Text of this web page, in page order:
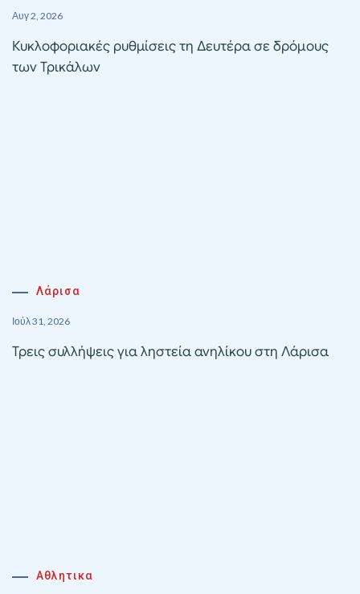
Αυγ 2, 2026
Κυκλοφοριακές ρυθμίσεις τη Δευτέρα σε δρόμους
των Τρικάλων
Λάρισα
Ιούλ 31, 2026
Τρεις συλλήψεις για ληστεία ανηλίκου στη Λάρισα
Αθλητικα